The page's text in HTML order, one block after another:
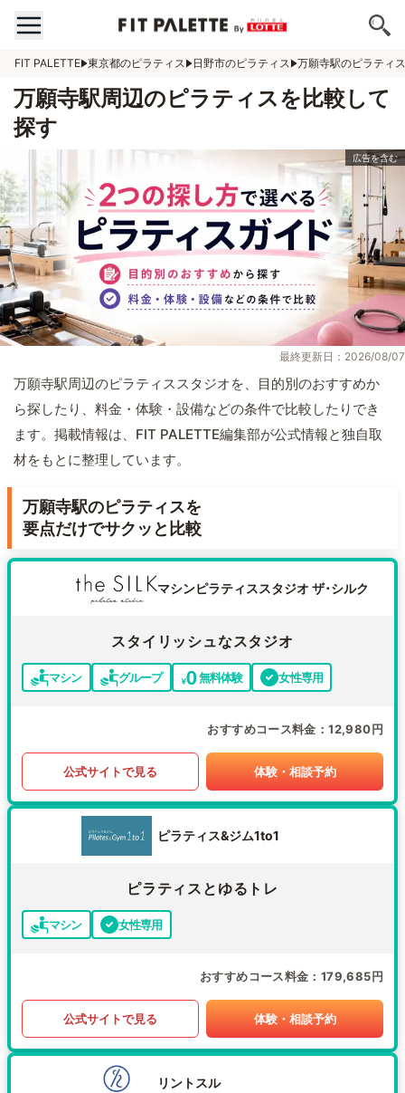
FIT PALETTE 東京都のピラティス 日野市のピラティス 万願寺駅のピラティス
万願寺駅周辺のピラティスを比較して
探す
最終更新日：2026/08/07
万願寺駅周辺のピラティススタジオを、目的別のおすすめか
ら探したり、料金・体験・設備などの条件で比較したりでき
ます。掲載情報は、FIT PALETTE編集部が公式情報と独自取
材をもとに整理しています。
万願寺駅のピラティスを
要点だけでサクッと比較
マシンピラティススタジオ ザ･シルク
スタイリッシュなスタジオ
マシン グループ 無料体験 女性専用
おすすめコース料金 12,980円
公式サイトで見る 体験・相談予約
ピラティス&ジム1to1
ピラティスとゆるトレ
マシン 女性専用
おすすめコース料金 179,685円
公式サイトで見る 体験・相談予約
リントスル